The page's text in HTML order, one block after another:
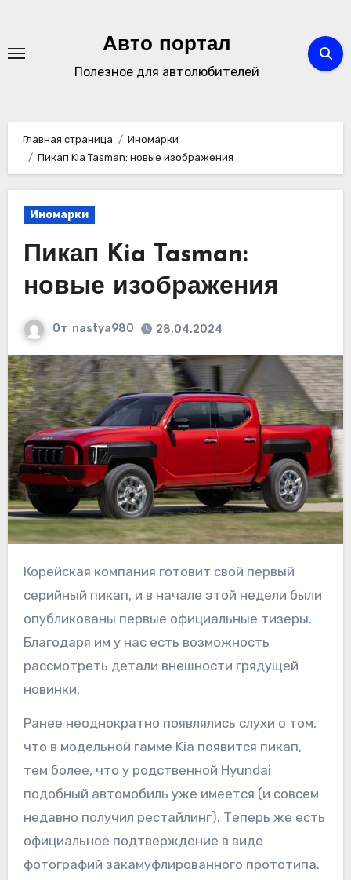
содержимому
Авто портал
Полезное для автолюбителей
Главная страница
Иномарки
Пикап Kia Tasman: новые изображения
Иномарки
Пикап Kia Tasman:
новые изображения
От nastya980 28.04.2024
Корейская компания готовит свой первый
серийный пикап, и в начале этой недели были
опубликованы первые официальные тизеры.
Благодаря им у нас есть возможность
рассмотреть детали внешности грядущей
новинки.
Ранее неоднократно появлялись слухи о том,
что в модельной гамме Kia появится пикап,
тем более, что у родственной Hyundai
подобный автомобиль уже имеется (и совсем
недавно получил рестайлинг). Теперь же есть
официальное подтверждение в виде
фотографий закамуфлированного прототипа.